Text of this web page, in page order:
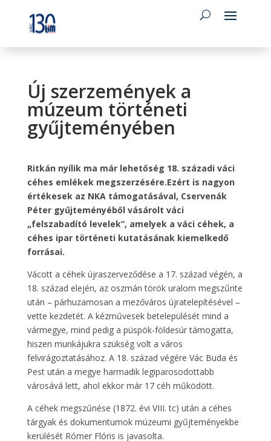
Új szerzemények a
múzeum történeti
gyűjteményében
Ritkán nyílik ma már lehetőség 18. századi váci
céhes emlékek megszerzésére.Ezért is nagyon
értékesek az NKA támogatásával, Cservenák
Péter gyűjteményéből vásárolt váci
„felszabadító levelek”, amelyek a váci céhek, a
céhes ipar történeti kutatásának kiemelkedő
forrásai.
Vácott a céhek újraszerveződése a 17. század végén, a
18. század elején, az oszmán török uralom megszűnte
után – párhuzamosan a mezőváros újratelepítésével –
vette kezdetét. A kézművesek betelepülését mind a
vármegye, mind pedig a püspök-földesúr támogatta,
hiszen munkájukra szükség volt a város
felvirágoztatásához. A 18. század végére Vác Buda és
Pest után a megye harmadik legiparosodottabb
városává lett, ahol ekkor már 17 céh működött.
A céhek megszűnése (1872. évi VIII. tc) után a céhes
tárgyak és dokumentumok múzeumi gyűjteményekbe
kerülését Rómer Flóris is javasolta.